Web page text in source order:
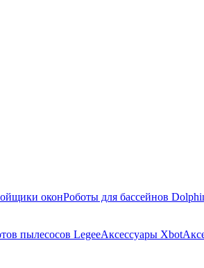
оконРоботы для бассейнов
пылесосов LegeeАксессуары Xbot